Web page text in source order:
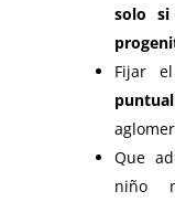
solo
Fijar
Que
niño